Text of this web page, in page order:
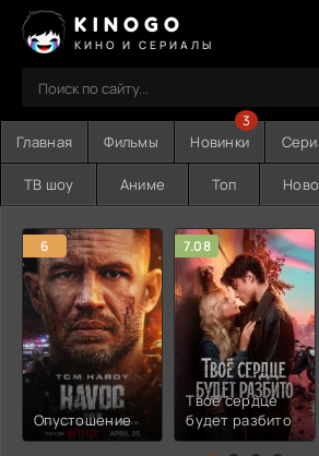
KINOGO
КИНО И СЕРИАЛЫ
Главная Фильмы Новинки
3
ТВ шоу Аниме Топ
6
Опустошение
7.08
Твоё сердце
будет разбито